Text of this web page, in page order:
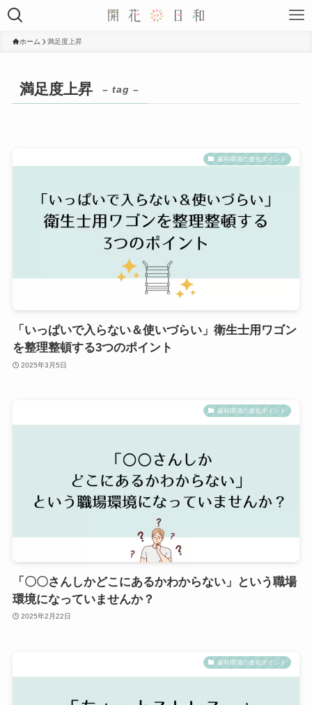
ホーム 満足度上昇
満足度上昇 – tag –
歯科環境の進化ポイント
「いっぱいで入らない＆使いづらい」衛生士用ワゴン
を整理整頓する3つのポイント
2025年3月5日
歯科環境の進化ポイント
「〇〇さんしかどこにあるかわからない」という職場
環境になっていませんか？
2025年2月22日
歯科環境の進化ポイント